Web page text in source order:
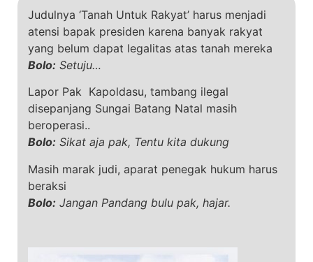
Judulnya ‘Tanah Untuk Rakyat’ harus menjadi
atensi bapak presiden karena banyak rakyat
yang belum dapat legalitas atas tanah mereka
Bolo: Setuju…
Lapor Pak Kapoldasu, tambang ilegal
disepanjang Sungai Batang Natal masih
beroperasi..
Bolo: Sikat aja pak, Tentu kita dukung
Masih marak judi, aparat penegak hukum harus
beraksi
Bolo: Jangan Pandang bulu pak, hajar.